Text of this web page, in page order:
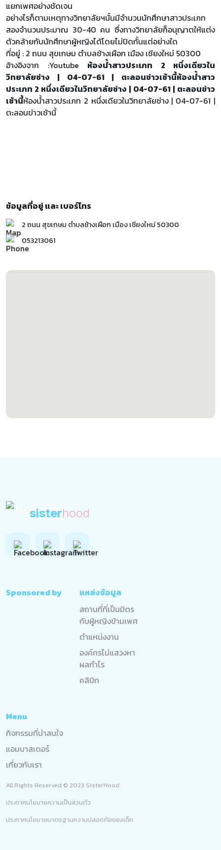
แยกเพศอย่างชัดเจน
อย่างไรก็ตามเหตุทางวิทยาลัยฯนั้นมีจำนวนนักศึกษาสาวประเภท
สองจำนวนประมาณ 30-40 คน ซึ่งทางวิทยาลัยก็อนุญาตให้แต่ง
ตัวคล้ายกับนักศึกษาผู้หญิงได้โดยไม่ปิดกั้นแต่อย่างใด
ที่อยู่ : 2 ถนน สุขเกษม ตำบลช้างเผือก เมือง เชียงใหม่ 50300
อ้างอิงจาก :Youtube ห้องน้ำสาวประเภท 2 หนึ่งเดียวใน
วิทยาลัยช่าง | 04-07-61 | ตะลอนข่าวเช้านี้ห้องน้ำสาว
ประเภท 2 หนึ่งเดียวในวิทยาลัยช่าง | 04-07-61 | ตะลอนข่าว
เช้านี้ห้องน้ำสาวประเภท 2 หนึ่งเดียวในวิทยาลัยช่าง | 04-07-61 |
ตะลอนข่าวเช้านี้
ข้อมูลที่อยู่ และ เบอร์โทร
2 ถนน สุขเกษม ตำบลช้างเผือก เมือง เชียงใหม่ 50300
053213061
sisterhood
Sponsored by
แหล่งข้อมูล
สถานที่ที่เป็นมิตร
กับผู้หญิงข้ามเพศ
ตำแหน่งงาน
องค์กรไม่แสวงหา
ผลกำไร
คลินิก
Menu
กิจกรรมที่น่าสนใจ
แอมบาสเดอร์
เกี่ยวกับเรา
All Rights Reserved © 2023 SisterHood
ประกาศนโยบายความเป็นส่วนตัว
ประกาศนโยบายมาตรฐานความปลอดภัยของเด็ก